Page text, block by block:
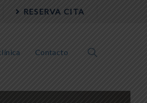
RESERVA CITA
Contacto